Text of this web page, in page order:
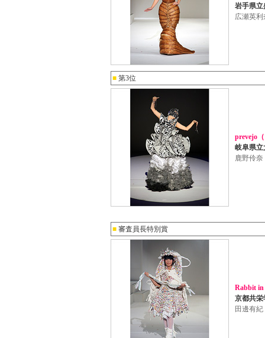
岩手県立
広瀬英
■ 第3位
prevejo
岐阜県立
鹿野伶
■ 審査員長特別賞
Rabbit in
京都共栄
田邊有